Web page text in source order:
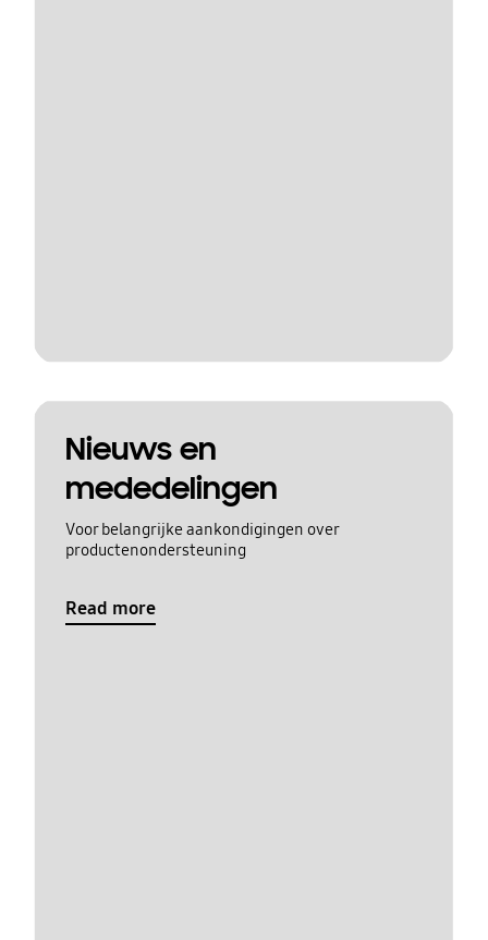
Nieuws en
mededelingen
Voor belangrijke aankondigingen over
productenondersteuning
Read more